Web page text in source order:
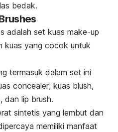
bedak.
adalah set kuas make-up
kuas yang cocok untuk
termasuk dalam set ini
concealer, kuas blush,
dan lip brush.
sintetis yang lembut dan
memiliki manfaat